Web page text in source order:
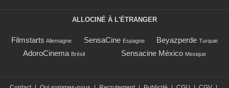
ALLOCINÉ À L'ÉTRANGER
Filmstarts Allemagne SensaCine Espagne Beyazperde Turquie
AdoroCinema Brésil Sensacine México Mexique